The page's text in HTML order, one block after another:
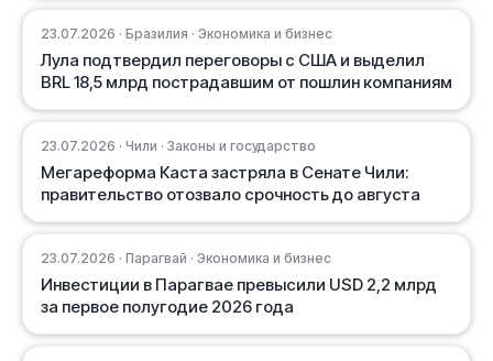
23.07.2026 · Бразилия · Экономика и бизнес
Лула подтвердил переговоры с США и выделил
BRL 18,5 млрд пострадавшим от пошлин компаниям
23.07.2026 · Чили · Законы и государство
Мегареформа Каста застряла в Сенате Чили:
правительство отозвало срочность до августа
23.07.2026 · Парагвай · Экономика и бизнес
Инвестиции в Парагвае превысили USD 2,2 млрд
за первое полугодие 2026 года